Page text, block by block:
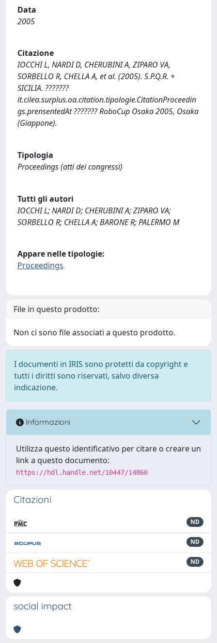
Data
2005
Citazione
IOCCHI L, NARDI D, CHERUBINI A, ZIPARO VA,
SORBELLO R, CHELLA A, et al. (2005). S.P.Q.R. +
SICILIA. ???????
it.cilea.surplus.oa.citation.tipologie.CitationProceedin
gs.prensentedAt ??????? RoboCup Osaka 2005, Osaka
(Giappone).
Tipologia
Proceedings (atti dei congressi)
Tutti gli autori
IOCCHI L; NARDI D; CHERUBINI A; ZIPARO VA;
SORBELLO R; CHELLA A; BARONE R; PALERMO M
Appare nelle tipologie:
Proceedings
File in questo prodotto:
Non ci sono file associati a questo prodotto.
I documenti in IRIS sono protetti da copyright e
tutti i diritti sono riservati, salvo diversa
indicazione.
Informazioni
Utilizza questo identificativo per citare o creare un
link a questo documento:
https://hdl.handle.net/10447/14860
Citazioni
ND
ND
ND
social impact